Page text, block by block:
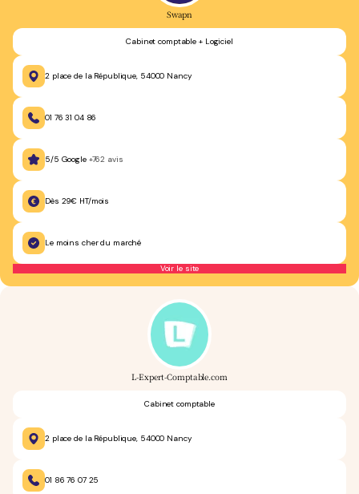
Swapn
Cabinet comptable + Logiciel
2 place de la République, 54000 Nancy
01 76 31 04 86
5/5 Google +762 avis
Dès 29€ HT/mois
Le moins cher du marché
Voir le site
L-Expert-Comptable.com
Cabinet comptable
2 place de la République, 54000 Nancy
01 86 76 07 25